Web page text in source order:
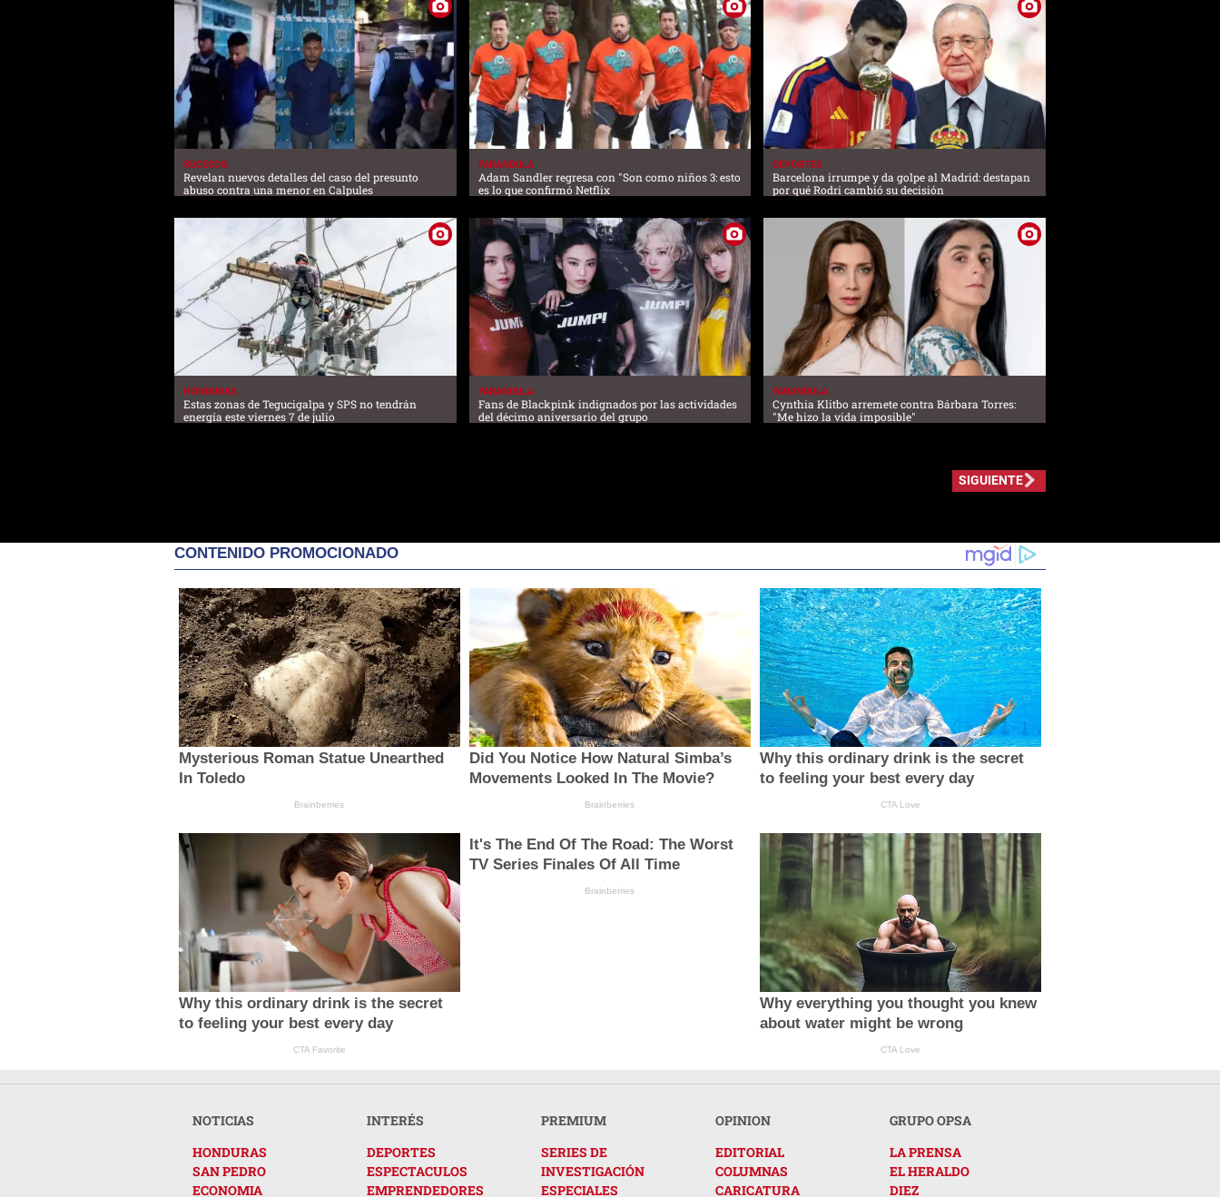
SUCESOS
Revelan nuevos detalles del caso del presunto
abuso contra una menor en Calpules
FARANDULA
Adam Sandler regresa con "Son como niños 3: esto
es lo que confirmó Netflix
DEPORTES
Barcelona irrumpe y da golpe al Madrid: destapan
por qué Rodri cambió su decisión
HONDURAS
Estas zonas de Tegucigalpa y SPS no tendrán
energía este viernes 7 de julio
FARANDULA
Fans de Blackpink indignados por las actividades
del décimo aniversario del grupo
FARANDULA
Cynthia Klitbo arremete contra Bárbara Torres:
"Me hizo la vida imposible"
SIGUIENTE
CONTENIDO PROMOCIONADO
Mysterious Roman Statue Unearthed
In Toledo
Brainberries
Did You Notice How Natural Simba’s
Movements Looked In The Movie?
Brainberries
Why this ordinary drink is the secret
to feeling your best every day
CTA Love
Why this ordinary drink is the secret
to feeling your best every day
CTA Favorite
It's The End Of The Road: The Worst
TV Series Finales Of All Time
Brainberries
Why everything you thought you knew
about water might be wrong
CTA Love
NOTICIAS
HONDURAS
SAN PEDRO
ECONOMIA
INTERÉS
DEPORTES
ESPECTACULOS
EMPRENDEDORES
PREMIUM
SERIES DE
INVESTIGACIÓN
ESPECIALES
OPINION
EDITORIAL
COLUMNAS
CARICATURA
GRUPO OPSA
LA PRENSA
EL HERALDO
DIEZ